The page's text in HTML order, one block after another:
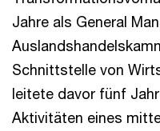
Jahre als General
Schnittstelle von
leitete davor fünf
Aktivitäten eines